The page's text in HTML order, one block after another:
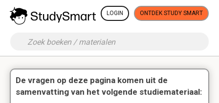
LOGIN ONTDEK STUDY SMART
De vragen op deze pagina komen uit de
samenvatting van het volgende studiemateriaal: